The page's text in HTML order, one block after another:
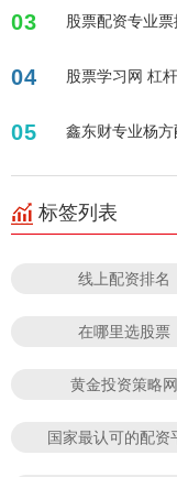
03 股票配资专业
04 股票学习网 杠
05 鑫东财专业杨
标签列表
线上配资排名
在哪里选股票
黄金投资策略网
国家最认可的配资